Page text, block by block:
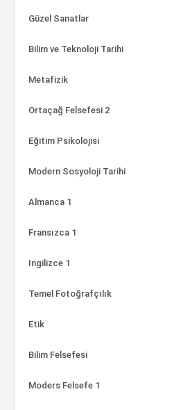
Güzel Sanatlar
Bilim ve Teknoloji Tarihi
Metafizik
Ortaçağ Felsefesi 2
Eğitim Psikolojisi
Modern Sosyoloji Tarihi
Almanca 1
Fransızca 1
Ingilizce 1
Temel Fotoğrafçılık
Etik
Bilim Felsefesi
Moders Felsefe 1